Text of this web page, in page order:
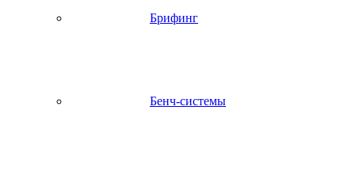
Брифинг
Бенч-системы